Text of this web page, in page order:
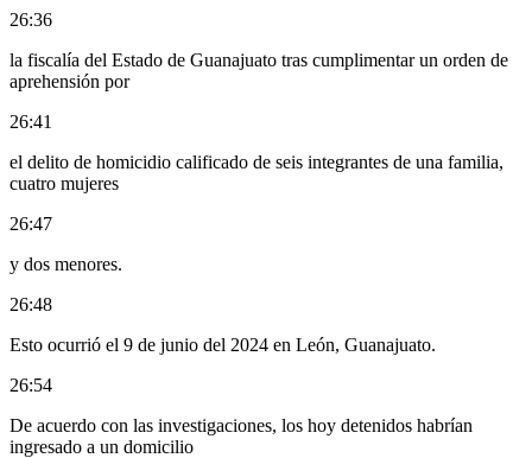
26:36
la fiscalía del Estado de Guanajuato tras cumplimentar un orden de
aprehensión por
26:41
el delito de homicidio calificado de seis integrantes de una familia,
cuatro mujeres
26:47
y dos menores.
26:48
Esto ocurrió el 9 de junio del 2024 en León, Guanajuato.
26:54
De acuerdo con las investigaciones, los hoy detenidos habrían
ingresado a un domicilio